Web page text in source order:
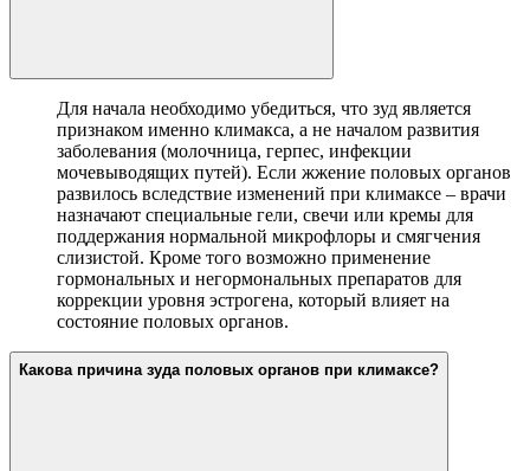
Для начала необходимо убедиться, что зуд является
признаком именно климакса, а не началом развития
заболевания (молочница, герпес, инфекции
мочевыводящих путей). Если жжение половых органов
развилось вследствие изменений при климаксе – врачи
назначают специальные гели, свечи или кремы для
поддержания нормальной микрофлоры и смягчения
слизистой. Кроме того возможно применение
гормональных и негормональных препаратов для
коррекции уровня эстрогена, который влияет на
состояние половых органов.
Какова причина зуда половых органов при климаксе?